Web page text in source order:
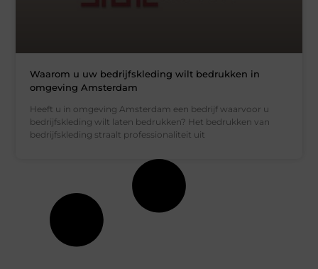
Waarom u uw bedrijfskleding wilt bedrukken in
omgeving Amsterdam
Heeft u in omgeving Amsterdam een bedrijf waarvoor u
bedrijfskleding wilt laten bedrukken? Het bedrukken van
bedrijfskleding straalt professionaliteit uit